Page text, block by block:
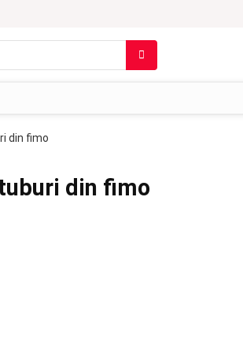
din fimo
din fimo